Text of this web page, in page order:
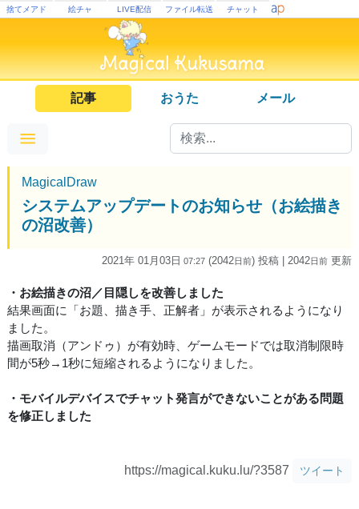
捨てメアド 絵チャ LIVE配信 ファイル転送 チャット
記事 おうた メール
MagicalDraw
システムアップデートのお知らせ（お絵描き
の沼改善）
2021年 01月03日 07:27 (2042日前) 投稿 | 2042日前 更新
・お絵描きの沼／目隠しを改善しました
結果画面に「お題、描き手、正解者」が表示されるようになり
ました。
描画取消（アンドゥ）が有効時、ゲームモードでは取消制限時
間が5秒→1秒に短縮されるようになりました。
・モバイルデバイスでチャット発言ができないことがある問題
を修正しました
https://magical.kuku.lu/?3587 ツイート